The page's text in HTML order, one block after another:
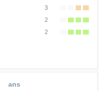
3
2
2
ans